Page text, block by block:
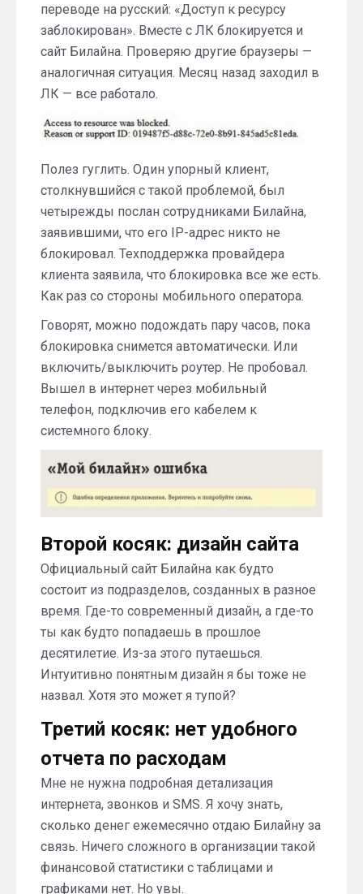
переводе на русский: «Доступ к ресурсу
заблокирован». Вместе с ЛК блокируется и
сайт Билайна. Проверяю другие браузеры —
аналогичная ситуация. Месяц назад заходил в
ЛК — все работало.
Полез гуглить. Один упорный клиент,
столкнувшийся с такой проблемой, был
четырежды послан сотрудниками Билайна,
заявившими, что его IP-адрес никто не
блокировал. Техподдержка провайдера
клиента заявила, что блокировка все же есть.
Как раз со стороны мобильного оператора.
Говорят, можно подождать пару часов, пока
блокировка снимется автоматически. Или
включить/выключить роутер. Не пробовал.
Вышел в интернет через мобильный
телефон, подключив его кабелем к
системного блоку.
Второй косяк: дизайн сайта
Официальный сайт Билайна как будто
состоит из подразделов, созданных в разное
время. Где-то современный дизайн, а где-то
ты как будто попадаешь в прошлое
десятилетие. Из-за этого путаешься.
Интуитивно понятным дизайн я бы тоже не
назвал. Хотя это может я тупой?
Третий косяк: нет удобного
отчета по расходам
Мне не нужна подробная детализация
интернета, звонков и SMS. Я хочу знать,
сколько денег ежемесячно отдаю Билайну за
связь. Ничего сложного в организации такой
финансовой статистики с таблицами и
графиками нет. Но увы.